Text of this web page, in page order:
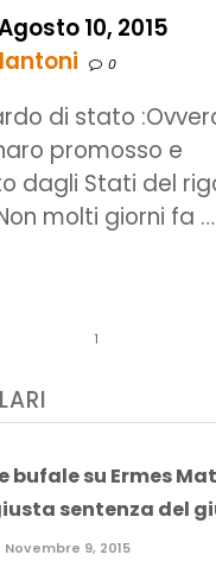
10, 2015
0
di stato
promosso e
dagli Stati del
molti giorni fa …
1
bufale su Ermes
sentenza del
Novembre 9, 2015